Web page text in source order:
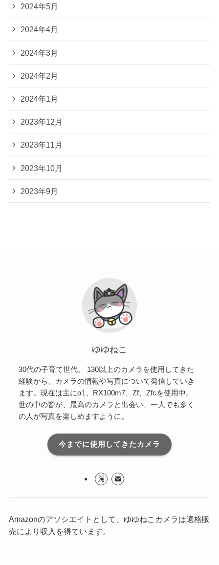
2024年5月
2024年4月
2024年3月
2024年2月
2024年1月
2023年12月
2023年11月
2023年10月
2023年9月
ゆゆねこ
30代の子育て世代。 130以上のカメラを使用してきた
経験から、カメラの情報や写真について発信していき
ます。現在は主にα1、RX100m7、Zf、Zfcを使用中。
世の中の皆が、最高のカメラと出会い、一人でも多く
の人が写真を楽しめますように。
今までに使用してきたカメラ
Amazonのアソシエイトとして、ゆゆねこカメラは適格販
売により収入を得ています。